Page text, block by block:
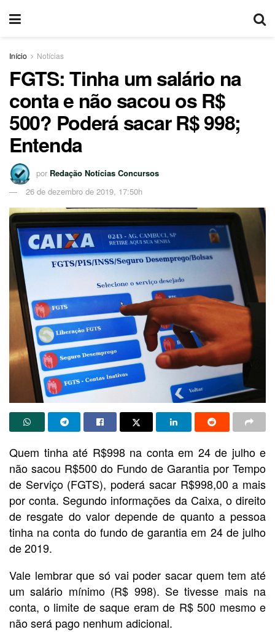
Início Notícias
FGTS: Tinha um salário na
conta e não sacou os R$
500? Poderá sacar R$ 998;
Entenda
por Redação Notícias Concursos
26 de dezembro de 2019, 17:50h
Quem tinha até R$998 na conta em 24 de julho e
não sacou R$500 do Fundo de Garantia por Tempo
de Serviço (FGTS), poderá sacar R$998,00 a mais
por conta. Segundo informações da Caixa, o direito
de resgate do valor depende de quanto a pessoa
tinha na conta do fundo de garantia em 24 de julho
de 2019.
Vale lembrar que só vai poder sacar quem tem até
um salário mínimo (R$ 998). Se tivesse mais na
conta, o limite de saque eram de R$ 500 mesmo e
não será pago nenhum adicional.